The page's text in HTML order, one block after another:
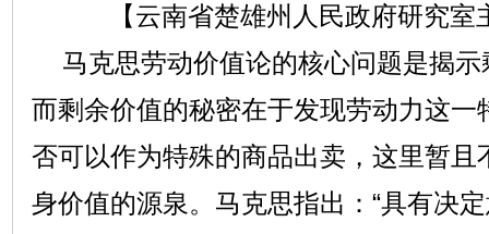
【云南省楚雄州人民政府研究
马克思劳动价值论的核心问题是揭示
而剩余价值的秘密在于发现劳动力这一
否可以作为特殊的商品出卖，这里暂且
身价值的源泉。马克思指出：“具有决